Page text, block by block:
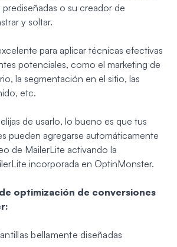
o su creador de
y soltar.
para aplicar técnicas efectivas
potenciales, como el marketing de
la segmentación en el sitio, las
etc.
de usarlo, lo bueno es que tus
pueden agregarse automáticamente
de MailerLite activando la
incorporada en OptinMonster.
optimización de conversiones
bellamente diseñadas